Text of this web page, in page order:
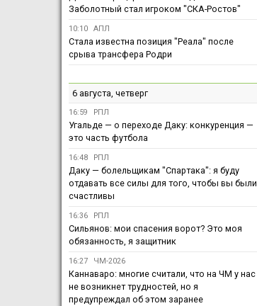
Заболотный стал игроком "СКА-Ростов"
10:10 АПЛ
Стала известна позиция "Реала" после
срыва трансфера Родри
6 августа, четверг
16:59 РПЛ
Угальде — о переходе Даку: конкуренция —
это часть футбола
16:48 РПЛ
Даку — болельщикам "Спартака": я буду
отдавать все силы для того, чтобы вы были
счастливы
16:36 РПЛ
Сильянов: мои спасения ворот? Это моя
обязанность, я защитник
16:27 ЧМ-2026
Каннаваро: многие считали, что на ЧМ у нас
не возникнет трудностей, но я
предупреждал об этом заранее